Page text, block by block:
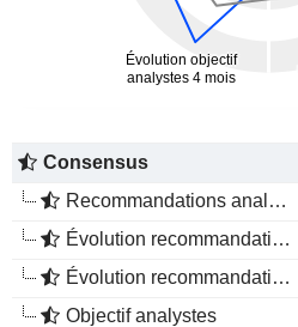
Consensus
Recommandations analystes
Évolution recommandations analystes 1 an
Évolution recommandations analystes 4 mois
Objectif analystes